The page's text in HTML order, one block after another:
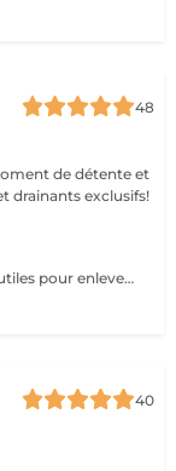
48
de détente et
drainants exclusifs!
Le temps de la séance et le nombre de séances utiles pour enlever le tatouage sont variables Le détatouage laser est une technique efficace qui fragmente les pigments d'encre sous la peau à l'aide de faisceaux de lumière, permettant ainsi au système immunitaire de les éliminer progressivement. Le processus nécessite généralement plusieurs séances, et son efficacité dépend de divers facteurs. Comment ça marche ? Le laser cible les particules d'encre et les chauffe pour les fragmenter en morceaux plus petits. Ces fragments sont ensuite naturellement évacués par le corps. Différents types de lasers, tels que le laser Picosure ou le laser Q-Switched, sont utilisés pour traiter efficacement différentes couleurs et profondeurs d'encre. Ce qu'il faut savoir Nombre de séances Le nombre de séances varie considérablement. Un tatouage amateur peut nécessiter 3 à 5 séances, tandis qu'un tatouage professionnel peut en exiger 4 à 12, voire plus, pour une disparition complète. Résultats progressifs L'éclaircissement de l'encre est visible après chaque séance, mais le tatouage complet s'estompe progressivement au fil du temps.
40